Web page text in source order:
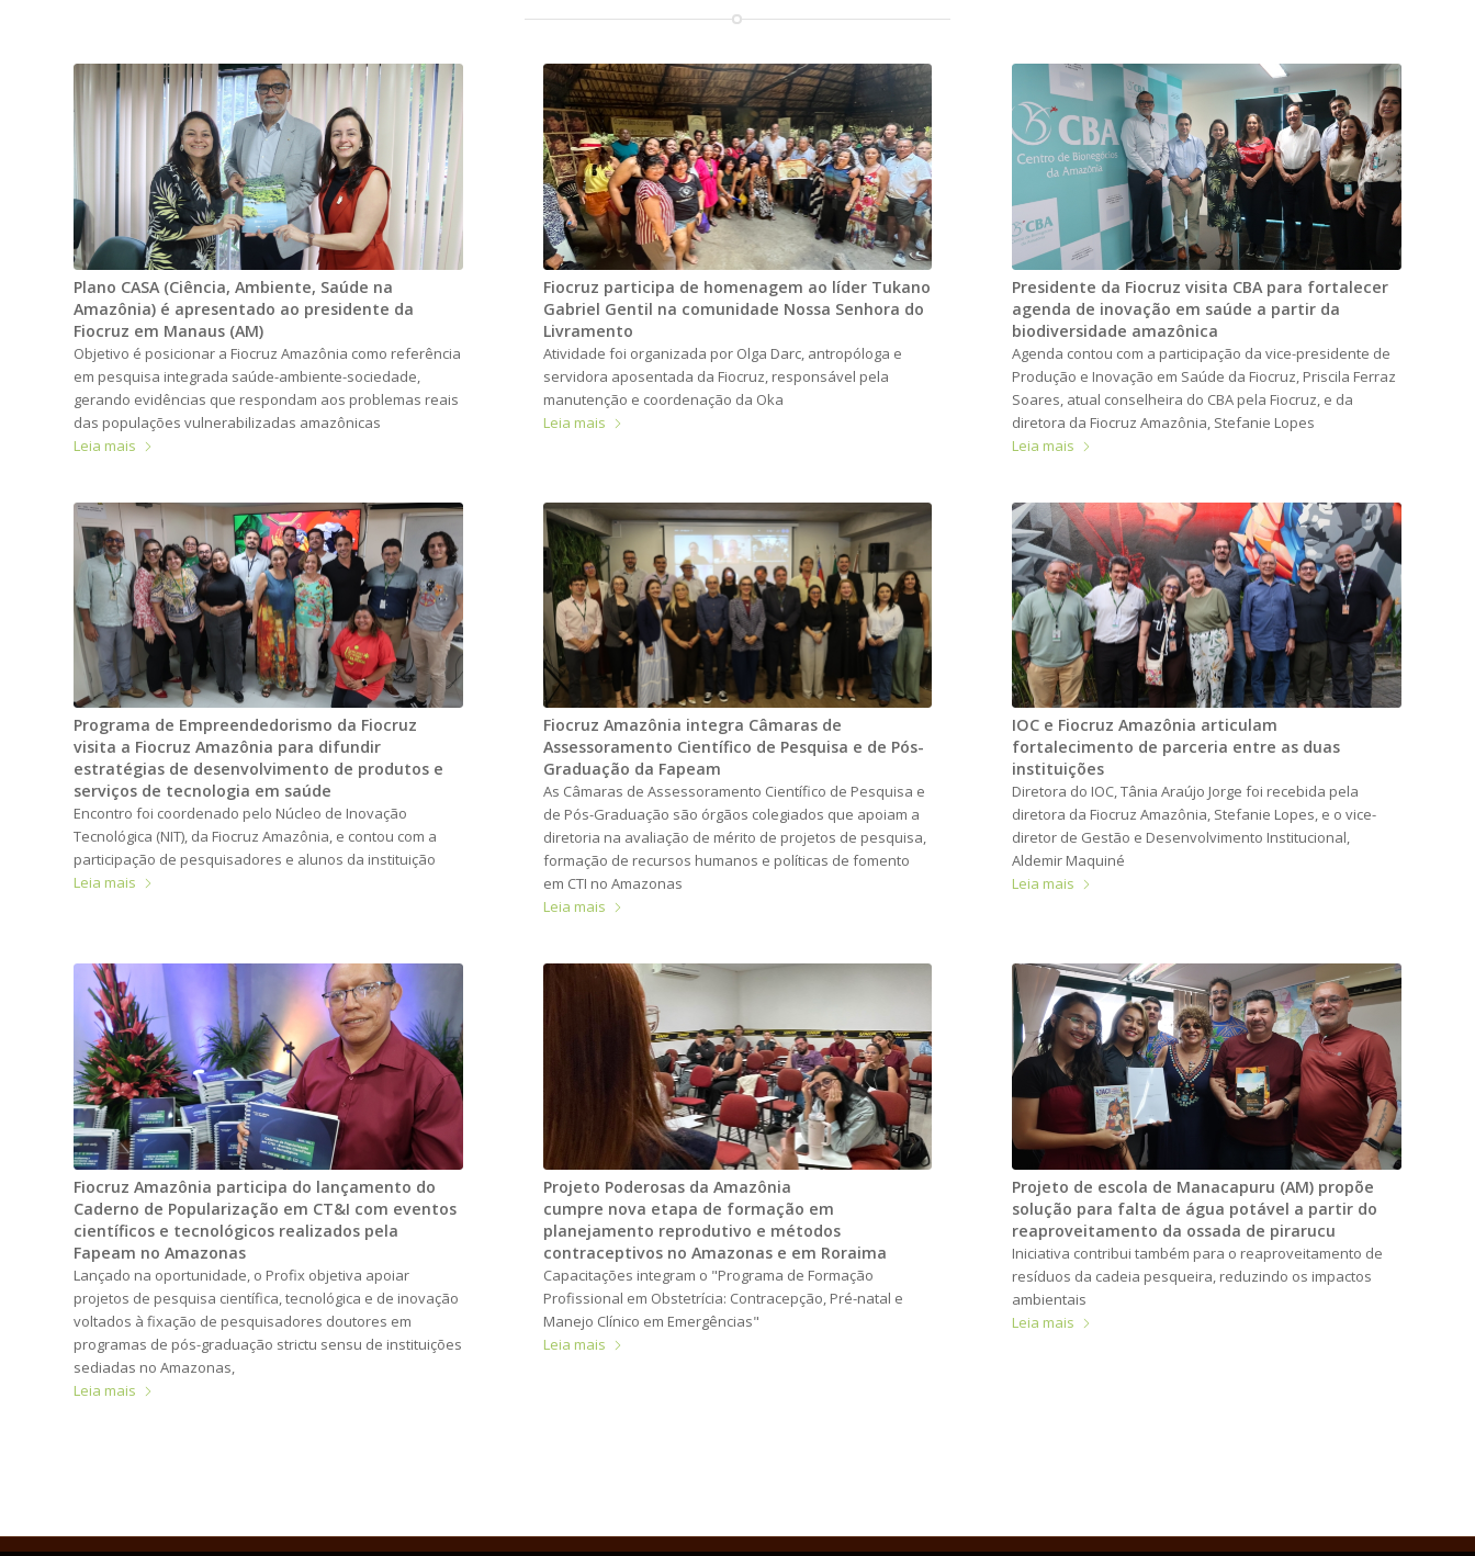
Plano CASA (Ciência, Ambiente, Saúde na
Amazônia) é apresentado ao presidente da
Fiocruz em Manaus (AM)
Objetivo é posicionar a Fiocruz Amazônia como referência
em pesquisa integrada saúde-ambiente-sociedade,
gerando evidências que respondam aos problemas reais
das populações vulnerabilizadas amazônicas
Leia mais
Fiocruz participa de homenagem ao líder Tukano
Gabriel Gentil na comunidade Nossa Senhora do
Livramento
Atividade foi organizada por Olga Darc, antropóloga e
servidora aposentada da Fiocruz, responsável pela
manutenção e coordenação da Oka
Leia mais
Presidente da Fiocruz visita CBA para fortalecer
agenda de inovação em saúde a partir da
biodiversidade amazônica
Agenda contou com a participação da vice-presidente de
Produção e Inovação em Saúde da Fiocruz, Priscila Ferraz
Soares, atual conselheira do CBA pela Fiocruz, e da
diretora da Fiocruz Amazônia, Stefanie Lopes
Leia mais
Programa de Empreendedorismo da Fiocruz
visita a Fiocruz Amazônia para difundir
estratégias de desenvolvimento de produtos e
serviços de tecnologia em saúde
Encontro foi coordenado pelo Núcleo de Inovação
Tecnológica (NIT), da Fiocruz Amazônia, e contou com a
participação de pesquisadores e alunos da instituição
Leia mais
Fiocruz Amazônia integra Câmaras de
Assessoramento Científico de Pesquisa e de Pós-
Graduação da Fapeam
As Câmaras de Assessoramento Científico de Pesquisa e
de Pós-Graduação são órgãos colegiados que apoiam a
diretoria na avaliação de mérito de projetos de pesquisa,
formação de recursos humanos e políticas de fomento
em CTI no Amazonas
Leia mais
IOC e Fiocruz Amazônia articulam
fortalecimento de parceria entre as duas
instituições
Diretora do IOC, Tânia Araújo Jorge foi recebida pela
diretora da Fiocruz Amazônia, Stefanie Lopes, e o vice-
diretor de Gestão e Desenvolvimento Institucional,
Aldemir Maquiné
Leia mais
Fiocruz Amazônia participa do lançamento do
Caderno de Popularização em CT&I com eventos
científicos e tecnológicos realizados pela
Fapeam no Amazonas
Lançado na oportunidade, o Profix objetiva apoiar
projetos de pesquisa científica, tecnológica e de inovação
voltados à fixação de pesquisadores doutores em
programas de pós-graduação strictu sensu de instituições
sediadas no Amazonas,
Leia mais
Projeto Poderosas da Amazônia
cumpre nova etapa de formação em
planejamento reprodutivo e métodos
contraceptivos no Amazonas e em Roraima
Capacitações integram o "Programa de Formação
Profissional em Obstetrícia: Contracepção, Pré-natal e
Manejo Clínico em Emergências"
Leia mais
Projeto de escola de Manacapuru (AM) propõe
solução para falta de água potável a partir do
reaproveitamento da ossada de pirarucu
Iniciativa contribui também para o reaproveitamento de
resíduos da cadeia pesqueira, reduzindo os impactos
ambientais
Leia mais